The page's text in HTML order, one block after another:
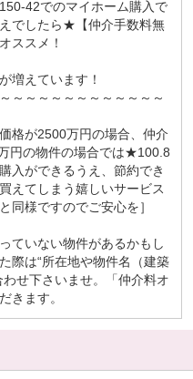
42でのマイホーム購入で
でしたら★【仲介手数料無
ススメ！
増えています！
～～～～～～～～～～～～
格が2500万円の場合、仲介
の物件の場合では★100.8
入ができるうえ、節約でき
えてしまう嬉しいサービス
様ですのでご安心を］
ていない物件があるかもし
際は“所在地や物件名（建築
せ下さいませ。「仲介料オ
きます。